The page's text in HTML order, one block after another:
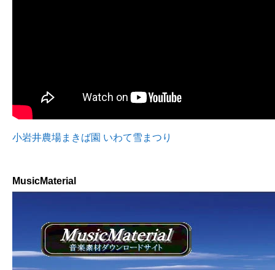
小岩井農場まきば園 いわて雪まつり
MusicMaterial